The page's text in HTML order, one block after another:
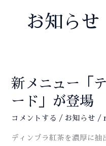
お知らせ
新メニュー「
ード」が登場
コメントする / お知らせ /
ディンブラ紅茶を濃厚に抽